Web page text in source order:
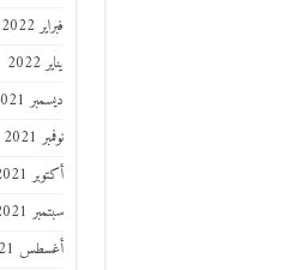
فبراير 2022
يناير 2022
ديسمبر 2021
نوفمبر 2021
أكتوبر 2021
سبتمبر 2021
أغسطس 2021